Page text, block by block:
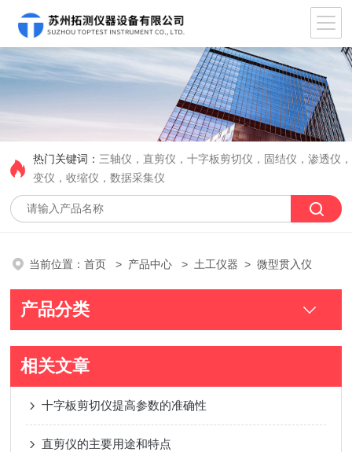
热门关键词： 三轴仪，直剪仪，十字板剪切仪，固结仪，渗透仪
变仪，收缩仪，数据采集仪
当前位置：首页 > 产品中心 > 土工仪器 > 微型贯入仪
产品分类
相关文章
十字板剪切仪提高参数的准确性
直剪仪的主要用途和特点